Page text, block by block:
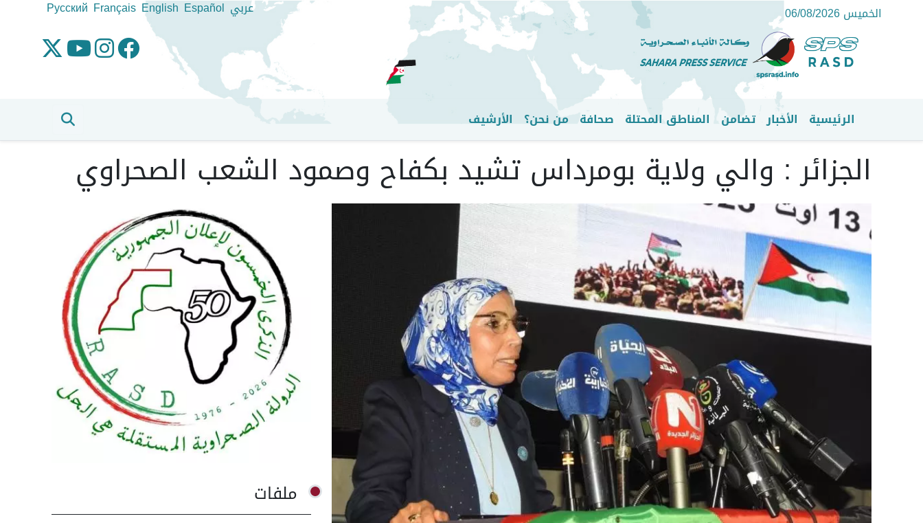
تجاوز
إلى
المحتوى
الرئيسي
الخميس 06/08/2026 عربي Español
English
Français
Pусский
القائمة الرئيسية
الرئيسية الأخبار تضامن المناطق المحتلة صحافة من نحن؟ الأرشيف
الجزائر : والي ولاية بومرداس تشيد بكفاح وصمود الشعب الصحراوي
ملفات